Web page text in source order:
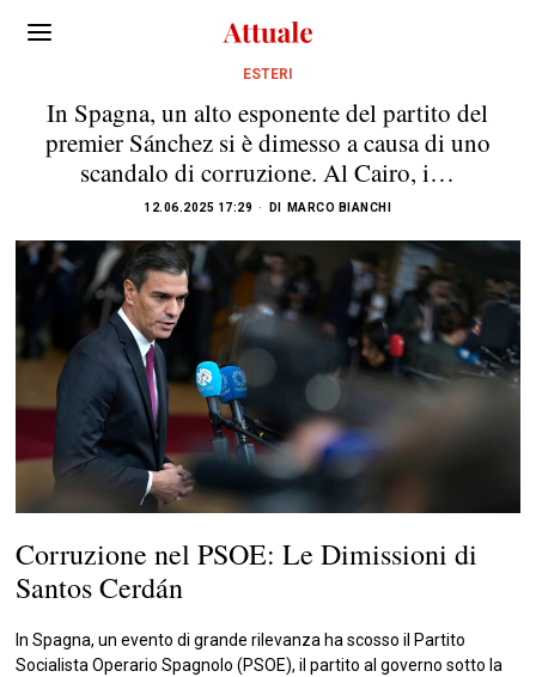
ESTERI
In Spagna, un alto esponente del partito del
premier Sánchez si è dimesso a causa di uno
scandalo di corruzione. Al Cairo, i…
12.06.2025 17:29 DI MARCO BIANCHI
Corruzione nel PSOE: Le Dimissioni di
Santos Cerdán
In Spagna, un evento di grande rilevanza ha scosso il Partito
Socialista Operario Spagnolo (PSOE), il partito al governo sotto la